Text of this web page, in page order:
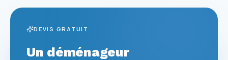
DEVIS GRATUIT
Un déménageur